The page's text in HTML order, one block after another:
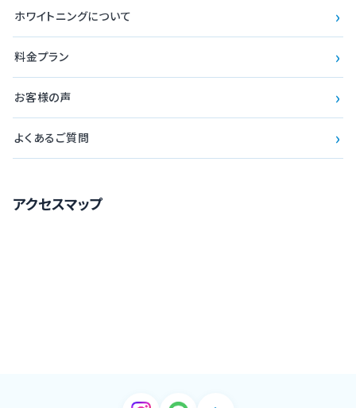
ホワイトニングについて ›
料金プラン ›
お客様の声 ›
よくあるご質問 ›
アクセスマップ